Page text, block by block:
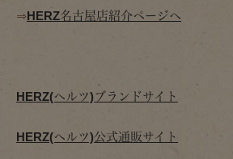
⇒HERZ名古屋店紹介ページへ
HERZ(ヘルツ)ブランドサイト
HERZ(ヘルツ)公式通販サイト